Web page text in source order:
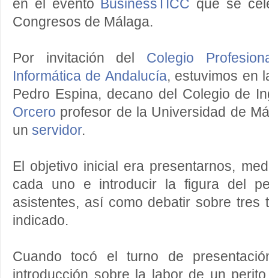
en el evento BusinessTICC que se
Congresos de Málaga.
Por invitación del Colegio
Informática de Andalucía, estuvimos en
Pedro Espina, decano del Colegio de
Orcero profesor de la Universidad de
un servidor.
El objetivo inicial era presentarnos,
cada uno e introducir la figura del
asistentes, así como debatir sobre tres
indicado.
Cuando tocó el turno de
introducción sobre la labor de un